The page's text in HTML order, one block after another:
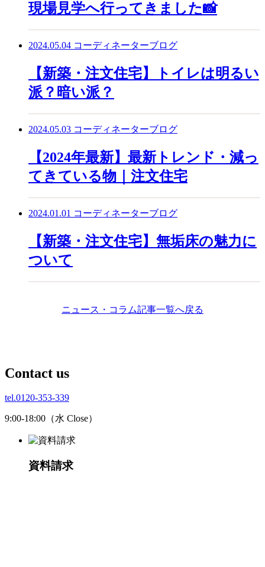
現場見学へ行ってきました📸
2024.05.04 コーディネーターブログ
【新築・注文住宅】トイレは明るい
派？暗い派？
2024.05.03 コーディネーターブログ
【2024年最新】最新トレンド・減っ
てきている物｜注文住宅
2024.01.01 コーディネーターブログ
【新築・注文住宅】無垢床の魅力に
ついて
ニュース・コラム記事一覧へ戻る
Contact us
tel.0120-353-339
9:00-18:00（水 Close）
資料請求